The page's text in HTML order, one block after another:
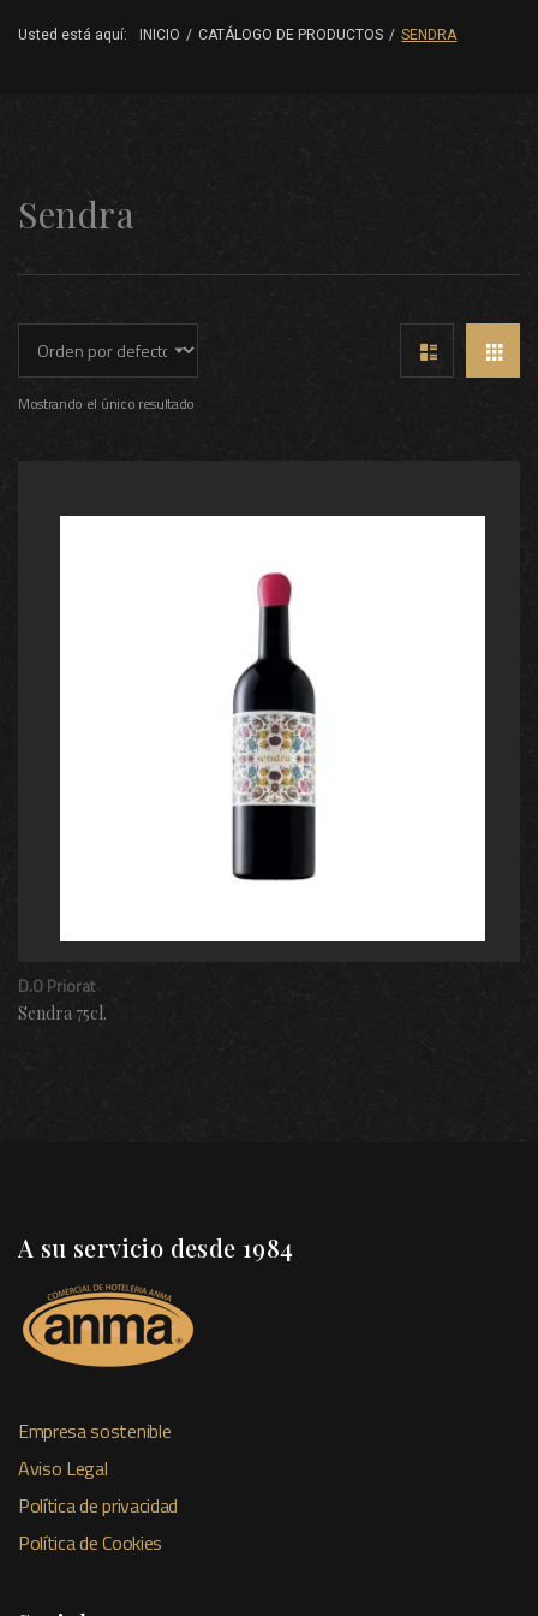
Usted está aquí: INICIO / CATÁLOGO DE PRODUCTOS / SENDRA
Sendra
Mostrando el único resultado
D.O Priorat
Sendra 75cl.
A su servicio desde 1984
Empresa sostenible
Aviso Legal
Política de privacidad
Política de Cookies